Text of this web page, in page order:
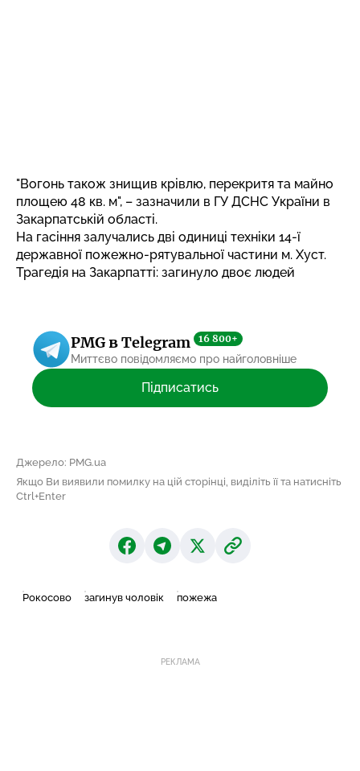
"Вогонь також знищив крівлю, перекритя та майно
площею 48 кв. м", – зазначили в ГУ ДСНС України в
Закарпатській області.
На гасіння залучались дві одиниці техніки 14-ї
державної пожежно-рятувальної частини м. Хуст.
Трагедія на Закарпатті: загинуло двоє людей
PMG в Telegram 16 800+
Миттєво повідомляємо про найголовніше
Підписатись
Джерело: PMG.ua
Якщо Ви виявили помилку на цій сторінці, виділіть її та натисніть
Ctrl+Enter
Рокосово загинув чоловік пожежа
РЕКЛАМА